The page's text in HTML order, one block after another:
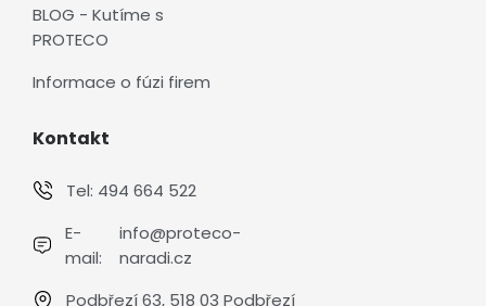
BLOG - Kutíme s
PROTECO
Informace o fúzi firem
Kontakt
Tel: 494 664 522
E-
mail:
info@proteco-
naradi.cz
Podbřezí 63, 518 03 Podbřezí